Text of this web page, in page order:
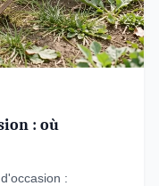
: où
: